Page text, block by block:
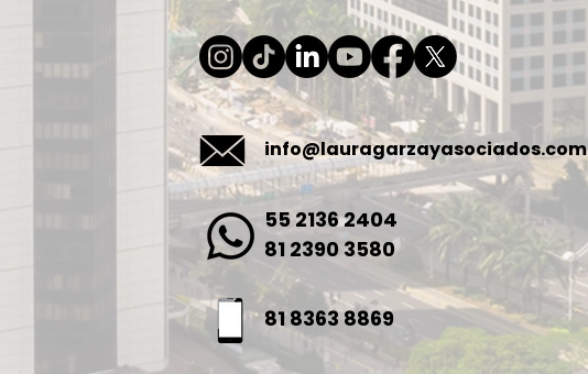
info@lauragarzayasociados.com
55 2136 2404
81 2390 3580
81 8363 8869